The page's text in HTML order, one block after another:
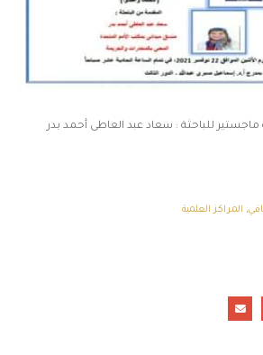
للباحثة : سعاد عبد العاطى أحمد بدر
, المراكز العلمية